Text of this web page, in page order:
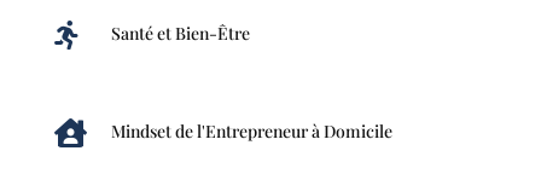
 Santé et Bien-Être
 Mindset de l'Entrepreneur à Domicile